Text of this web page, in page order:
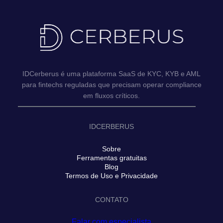
IDCerberus é uma plataforma SaaS de KYC, KYB e AML
para fintechs reguladas que precisam operar compliance
em fluxos críticos.
IDCERBERUS
Sobre
Ferramentas gratuitas
Blog
Termos de Uso e Privacidade
CONTATO